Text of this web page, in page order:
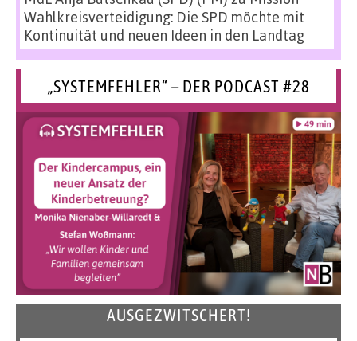
Wahlkreisverteidigung: Die SPD möchte mit
Kontinuität und neuen Ideen in den Landtag
„SYSTEMFEHLER“ – DER PODCAST #28
AUSGEZWITSCHERT!